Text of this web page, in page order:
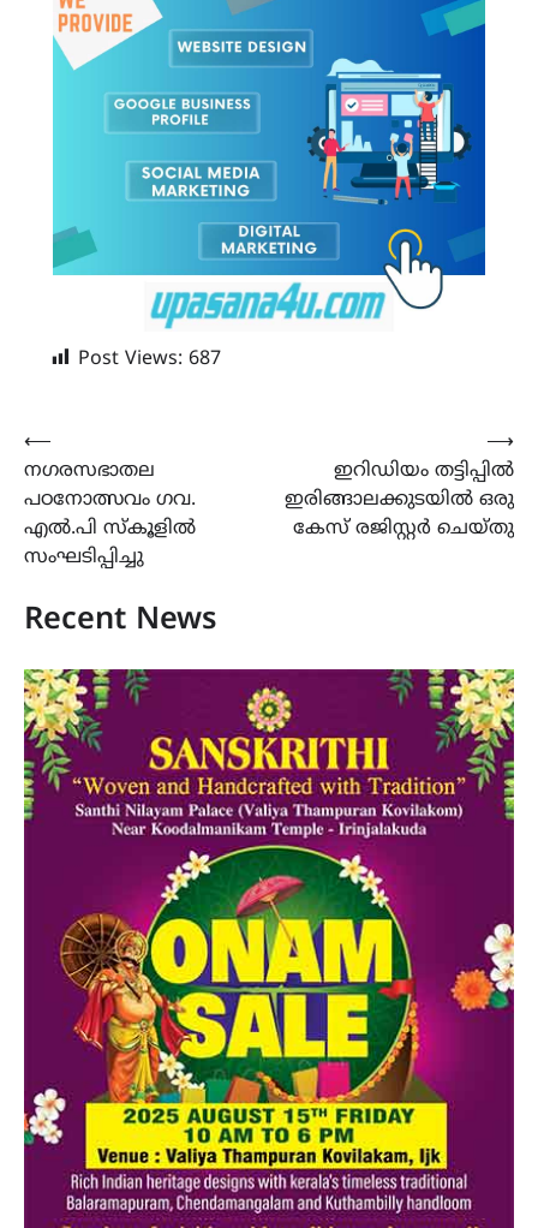
Post Views: 687
Post
navigation
⟵
നഗരസഭാതല
പഠനോത്സവം ഗവ.
എൽ.പി സ്കൂളിൽ
സംഘടിപ്പിച്ചു
ഇറിഡിയം തട്ടിപ്പിൽ
ഇരിങ്ങാലക്കുടയിൽ ഒരു
കേസ് രജിസ്റ്റർ ചെയ്തു
⟶
Recent News